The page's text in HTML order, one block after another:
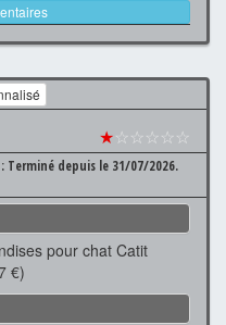
★☆☆☆☆☆
Terminé depuis le 31/07/2026.
pour chat Catit
€)